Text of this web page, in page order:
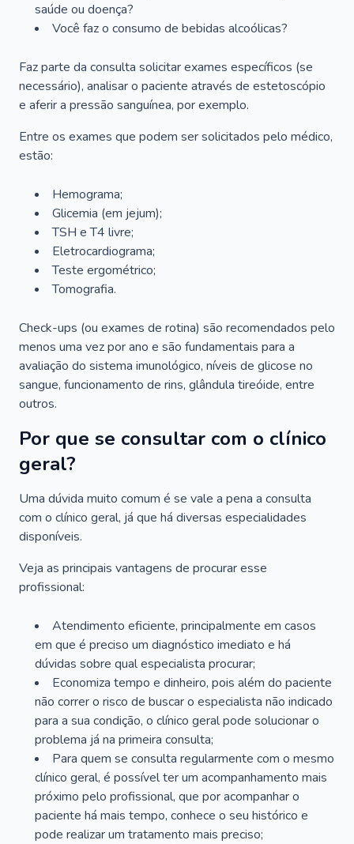
saúde ou doença?
Você faz o consumo de bebidas alcoólicas?
Faz parte da consulta solicitar exames específicos (se
necessário), analisar o paciente através de estetoscópio
e aferir a pressão sanguínea, por exemplo.
Entre os exames que podem ser solicitados pelo médico,
estão:
Hemograma;
Glicemia (em jejum);
TSH e T4 livre;
Eletrocardiograma;
Teste ergométrico;
Tomografia.
Check-ups (ou exames de rotina) são recomendados pelo
menos uma vez por ano e são fundamentais para a
avaliação do sistema imunológico, níveis de glicose no
sangue, funcionamento de rins, glândula tireóide, entre
outros.
Por que se consultar com o clínico
geral?
Uma dúvida muito comum é se vale a pena a consulta
com o clínico geral, já que há diversas especialidades
disponíveis.
Veja as principais vantagens de procurar esse
profissional:
Atendimento eficiente, principalmente em casos
em que é preciso um diagnóstico imediato e há
dúvidas sobre qual especialista procurar;
Economiza tempo e dinheiro, pois além do paciente
não correr o risco de buscar o especialista não indicado
para a sua condição, o clínico geral pode solucionar o
problema já na primeira consulta;
Para quem se consulta regularmente com o mesmo
clínico geral, é possível ter um acompanhamento mais
próximo pelo profissional, que por acompanhar o
paciente há mais tempo, conhece o seu histórico e
pode realizar um tratamento mais preciso;